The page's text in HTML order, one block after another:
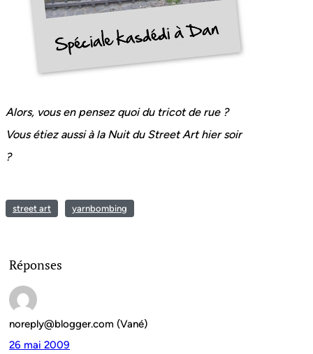
Alors, vous en pensez quoi du tricot de rue ?
Vous étiez aussi à la Nuit du Street Art hier soir
?
street art yarnbombing
Réponses
noreply@blogger.com (Vané)
26 mai 2009